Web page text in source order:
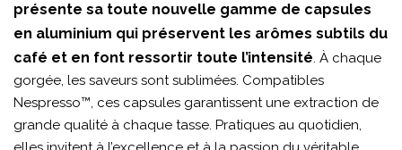
présente sa toute nouvelle gamme de capsules
en aluminium qui préservent les arômes subtils du
café et en font ressortir toute l’intensité. À chaque
gorgée, les saveurs sont sublimées. Compatibles
Nespresso™, ces capsules garantissent une extraction de
grande qualité à chaque tasse. Pratiques au quotidien,